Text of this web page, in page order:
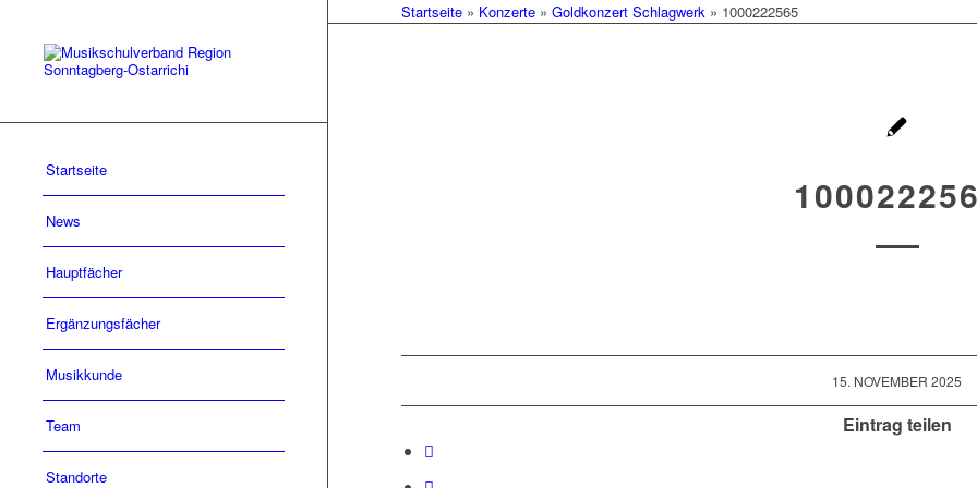
Startseite
News
Hauptfächer
Ergänzungsfächer
Musikkunde
Team
Standorte
Startseite» Konzerte» Goldkonzert Schlagwerk» 1000222565
15. NOVEMBER 2025
Eintrag teilen